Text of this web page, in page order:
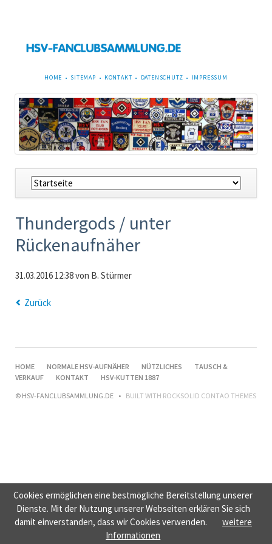
NAVIGATION
HOME SITEMAP KONTAKT DATENSCHUTZ IMPRESSUM
Navigation
überspringen
Thundergods / unter
Rückenaufnäher
31.03.2016 12:38von B. Stürmer
Zurück
NAVIGATION
ÜBERSPRINGEN
HOME NORMALE HSV-AUFNÄHER NÜTZLICHES
TAUSCH &
VERKAUF
KONTAKT
HSV-KUTTEN 1887
© HSV-FANCLUBSAMMLUNG.DE
BUILT WITH ROCKSOLID CONTAO THEMES
Cookies ermöglichen eine bestmögliche Bereitstellung unserer
Dienste. Mit der Nutzung unserer Webseiten erklären Sie sich
damit einverstanden, dass wir Cookies verwenden.
weitere
Informationen